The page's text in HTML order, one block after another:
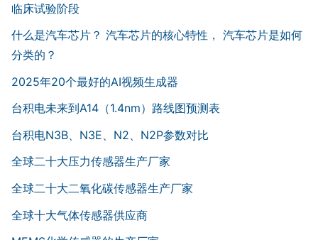
临床试验阶段
什么是汽车芯片？ 汽车芯片的核心特性， 汽车芯片是如何
分类的？
2025年20个最好的AI视频生成器
台积电未来到A14（1.4nm）路线图预测表
台积电N3B、N3E、N2、N2P参数对比
全球二十大压力传感器生产厂家
全球二十大二氧化碳传感器生产厂家
全球十大气体传感器供应商